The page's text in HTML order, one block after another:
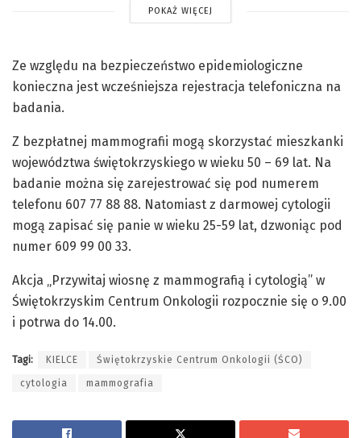
POKAŻ WIĘCEJ
Ze względu na bezpieczeństwo epidemiologiczne
konieczna jest wcześniejsza rejestracja telefoniczna na
badania.
Z bezpłatnej mammografii mogą skorzystać mieszkanki
województwa świętokrzyskiego w wieku 50 – 69 lat. Na
badanie można się zarejestrować się pod numerem
telefonu 607 77 88 88. Natomiast z darmowej cytologii
mogą zapisać się panie w wieku 25-59 lat, dzwoniąc pod
numer 609 99 00 33.
Akcja „Przywitaj wiosnę z mammografią i cytologią” w
Świętokrzyskim Centrum Onkologii rozpocznie się o 9.00
i potrwa do 14.00.
Tagi: KIELCE Świętokrzyskie Centrum Onkologii (ŚCO)
cytologia mammografia